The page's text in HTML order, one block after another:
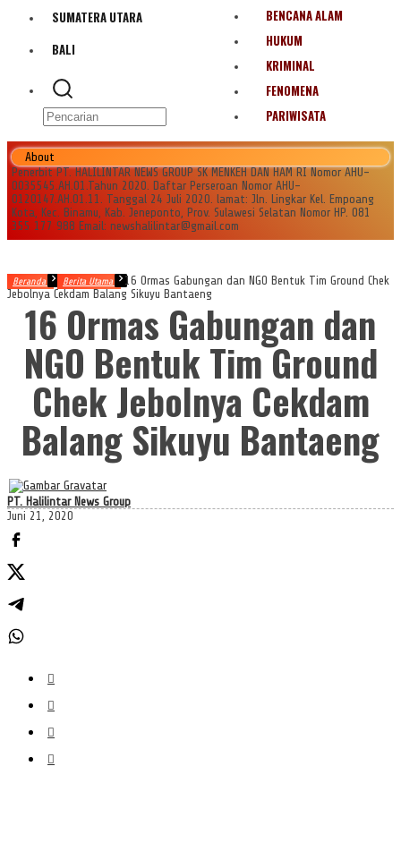
SUMATERA UTARA
BALI
BENCANA ALAM
HUKUM
KRIMINAL
FENOMENA
PARIWISATA
About
Penerbit PT. HALILINTAR NEWS GROUP SK MENKEH DAN HAM RI Nomor AHU-
0035545.AH.01.Tahun 2020. Daftar Perseroan Nomor AHU-
0120147.AH.01.11. Tanggal 24 Juli 2020. lamat: Jln. Lingkar Kel. Empoang
Kota, Kec. Binamu, Kab. Jeneponto, Prov. Sulawesi Selatan Nomor HP. 081
355 177 988 Email: newshalilintar@gmail.com
Beranda Berita Utama
16 Ormas Gabungan dan NGO Bentuk Tim Ground Chek
Jebolnya Cekdam Balang Sikuyu Bantaeng
16 Ormas Gabungan dan
NGO Bentuk Tim Ground
Chek Jebolnya Cekdam
Balang Sikuyu Bantaeng
PT. Halilintar News Group
Juni 21, 2020